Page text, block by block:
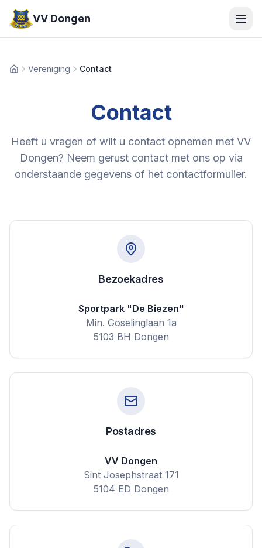
VV Dongen
HomeVereniging Contact
Contact
Heeft u vragen of wilt u contact opnemen met VV
Dongen? Neem gerust contact met ons op via
onderstaande gegevens of het contactformulier.
Bezoekadres
Sportpark "De Biezen"
Min. Goselinglaan 1a
5103 BH Dongen
Postadres
VV Dongen
Sint Josephstraat 171
5104 ED Dongen